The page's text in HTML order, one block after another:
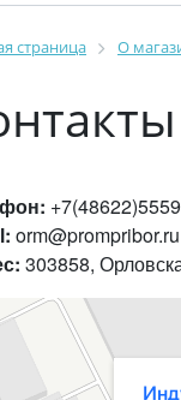
страница О
orm@prompribor.ru
303858,
улица, 2П на